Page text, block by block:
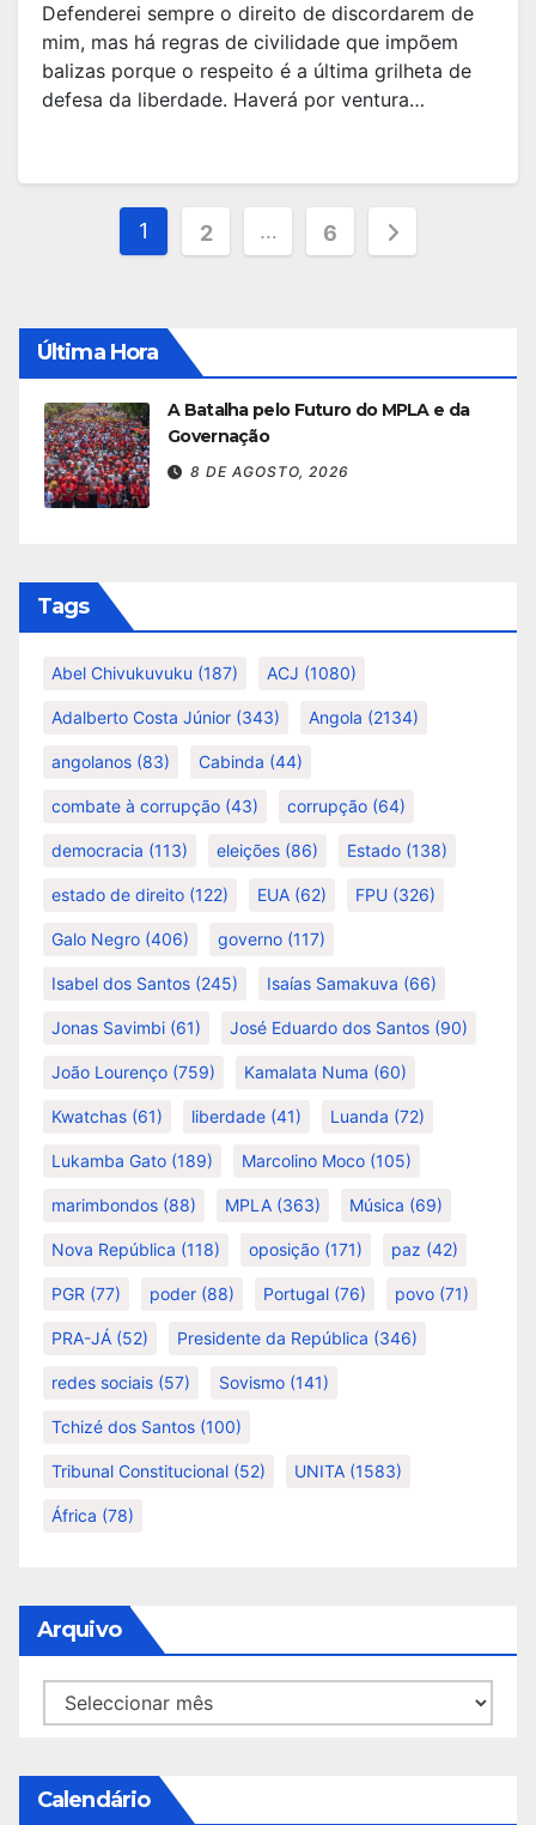
Defenderei sempre o direito de discordarem de
mim, mas há regras de civilidade que impõem
balizas porque o respeito é a última grilheta de
defesa da liberdade. Haverá por ventura…
Paginação
conteúdos
1 2 … 6
Última Hora
A Batalha pelo Futuro do MPLA e da
Governação
8 DE AGOSTO, 2026
Tags
Abel Chivukuvuku (187) ACJ (1080)
Adalberto Costa Júnior (343) Angola (2134)
angolanos (83) Cabinda (44)
combate à corrupção (43) corrupção (64)
democracia (113) eleições (86) Estado (138)
estado de direito (122) EUA (62) FPU (326)
Galo Negro (406) governo (117)
Isabel dos Santos (245) Isaías Samakuva (66)
Jonas Savimbi (61) José Eduardo dos Santos (90)
João Lourenço (759) Kamalata Numa (60)
Kwatchas (61) liberdade (41) Luanda (72)
Lukamba Gato (189) Marcolino Moco (105)
marimbondos (88) MPLA (363) Música (69)
Nova República (118) oposição (171) paz (42)
PGR (77) poder (88) Portugal (76) povo (71)
PRA-JÁ (52) Presidente da República (346)
redes sociais (57) Sovismo (141)
Tchizé dos Santos (100)
Tribunal Constitucional (52) UNITA (1583)
África (78)
Arquivo
Arquivo
Calendário